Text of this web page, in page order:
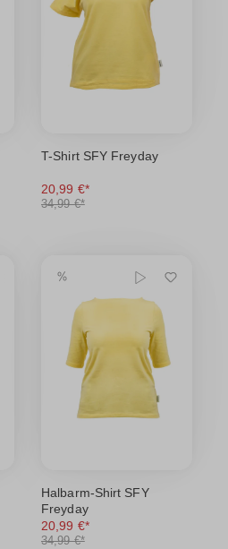
T-Shirt SFY Freyday
20,99 €*
34,99 €*
Halbarm-Shirt SFY
Freyday
20,99 €*
34,99 €*